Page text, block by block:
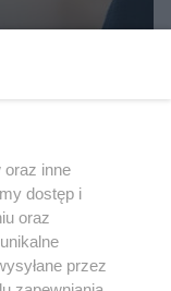
z
oraz inne
dostęp i
oraz
przez